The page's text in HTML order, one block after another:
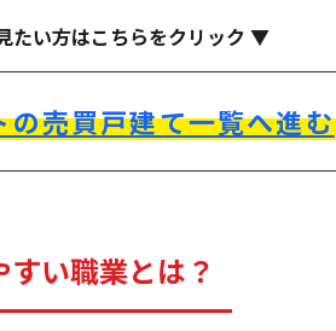
たい方はこちらをクリック ▼
の売買戸建て一覧へ進む
い職業とは？